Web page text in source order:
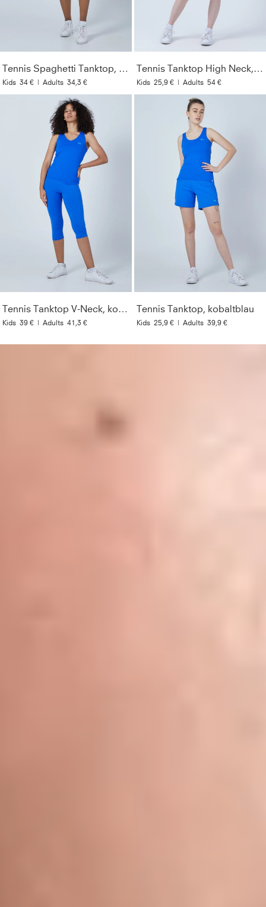
Tennis Spaghetti Tanktop, kobaltblau
Kids 34 € | Adults 34,3 €
Tennis Tanktop High Neck, kobaltblau
Kids 25,9 € | Adults 54 €
Tennis Tanktop V-Neck, kobaltblau
Kids 39 € | Adults 41,3 €
Tennis Tanktop, kobaltblau
Kids 25,9 € | Adults 39,9 €